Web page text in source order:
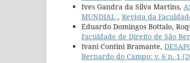
Ives Gandra da Silva Martins,
MUNDIAL , Revista da
Eduardo Domingos Bottalo,
Faculdade de Direito de São
Ivani Contini Bramante,
Bernardo do Campo: v. 6 n. 1